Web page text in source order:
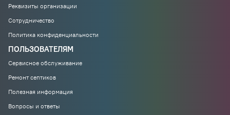
Реквизиты организации
Сотрудничество
Политика конфиденциальности
ПОЛЬЗОВАТЕЛЯМ
Сервисное обслуживание
Ремонт септиков
Полезная информация
Вопросы и ответы